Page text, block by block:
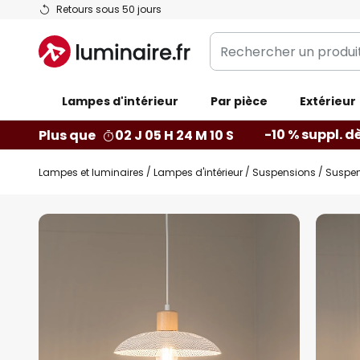
Retours sous 50 jours
Allez
contenu
Rechercher
un
catégorie...
Lampes d'intérieur Par pièce Extérieur
Plus que 02 J 05 H 24 M 09 S -10 % suppl.
Lampes et luminaires Lampes d'intérieur Suspensions
Skip